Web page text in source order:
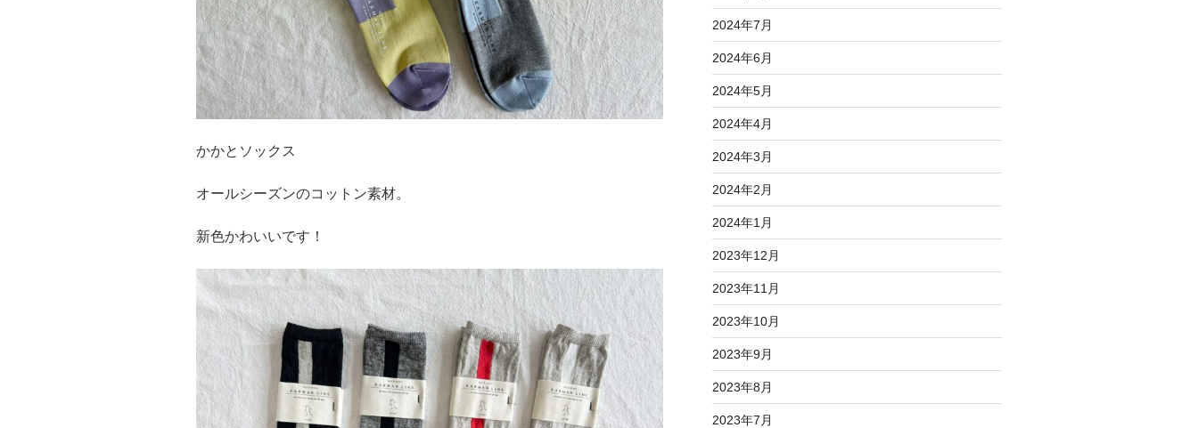
かかとソックス
オールシーズンのコットン素材。
新色かわいいです！
2024年7月
2024年6月
2024年5月
2024年4月
2024年3月
2024年2月
2024年1月
2023年12月
2023年11月
2023年10月
2023年9月
2023年8月
2023年7月